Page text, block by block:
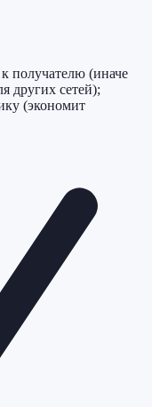
получателю (иначе
других сетей);
(экономит